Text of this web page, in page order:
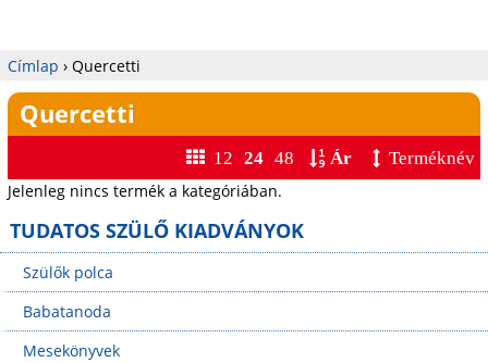
Jelenlegi
hely
Címlap › Quercetti
Quercetti
12 24 48 Ár
Terméknév
Jelenleg nincs termék a kategóriában.
TUDATOS SZÜLŐ KIADVÁNYOK
Szülők polca
Babatanoda
Mesekönyvek